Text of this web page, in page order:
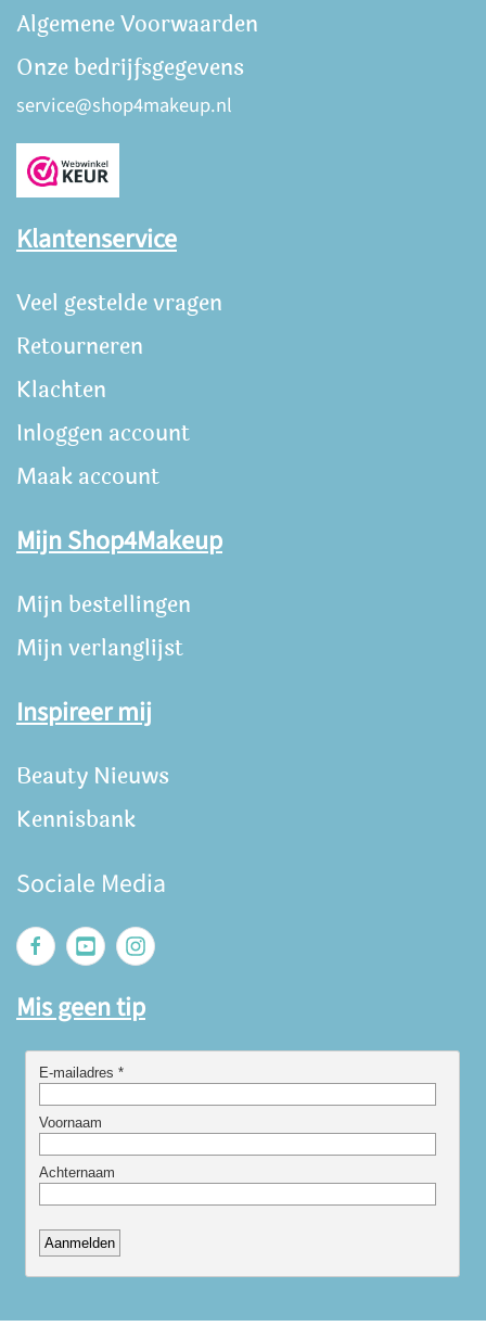
Algemene Voorwaarden
Onze bedrijfsgegevens
service@shop4makeup.nl
Klantenservice
Veel gestelde vragen
Retourneren
Klachten
Inloggen account
Maak account
Mijn Shop4Makeup
Mijn bestellingen
Mijn verlanglijst
Inspireer mij
Beauty Nieuws
Kennisbank
Sociale Media
Mis geen tip